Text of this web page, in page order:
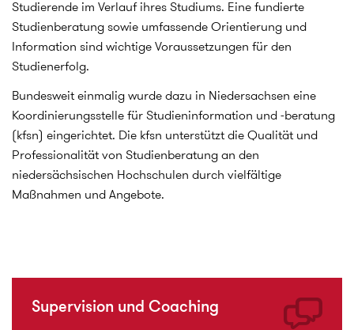
Studierende im Verlauf ihres Studiums. Eine fundierte
Studienberatung sowie umfassende Orientierung und
Information sind wichtige Voraussetzungen für den
Studienerfolg.
Bundesweit einmalig wurde dazu in Niedersachsen eine
Koordinierungsstelle für Studieninformation und -beratung
(kfsn) eingerichtet. Die kfsn unterstützt die Qualität und
Professionalität von Studienberatung an den
niedersächsischen Hochschulen durch vielfältige
Maßnahmen und Angebote.
Supervision und Coaching